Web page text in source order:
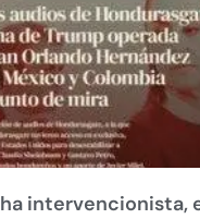
intervencionista,